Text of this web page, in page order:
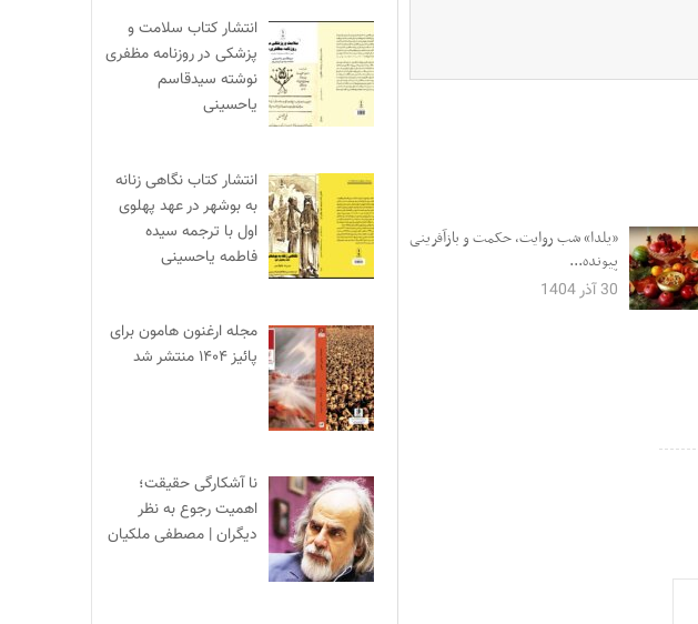
«یلدا» شب روایت، حکمت و بازآفرینی
پیونده...
30 آذر 1404
انتشار کتاب سلامت و
پزشکی در روزنامه مظفری
نوشته سیدقاسم
یاحسینی
انتشار کتاب نگاهی زنانه
به بوشهر در عهد پهلوی
اول با ترجمه سیده
فاطمه یاحسینی
مجله ارغنون هامون برای
پائیز ۱۴۰۴ منتشر شد
نا آشکارگی حقیقت؛
اهمیت رجوع به نظر
دیگران | مصطفی ملکیان